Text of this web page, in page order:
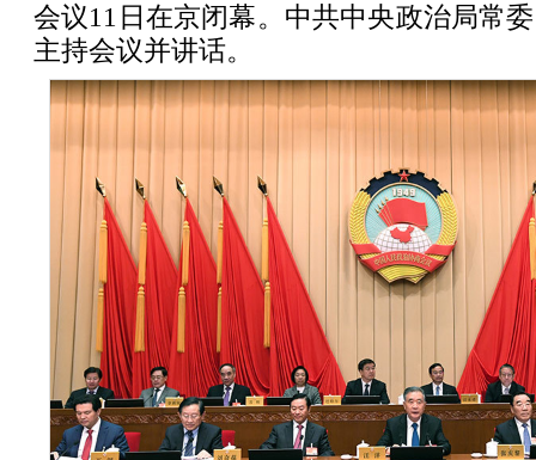
会议11日在京闭幕。中共中央政治局常
主持会议并讲话。